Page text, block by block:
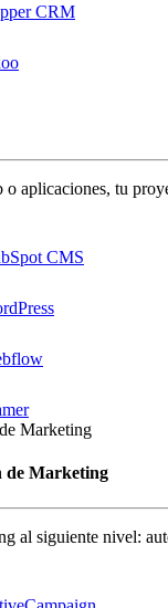
CRM
o aplicaciones, tu
CMS
Marketing
de Marketing
al siguiente nivel: